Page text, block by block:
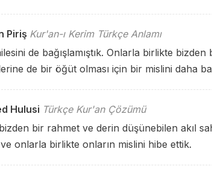
Piriş Kur'an-ı Kerim Türkçe Anlamı
de bağışlamıştık. Onlarla birlikte
de bir öğüt olması için bir mislini daha
Hulusi Türkçe Kur'an Çözümü
bir rahmet ve derin düşünebilen akıl
onlarla birlikte onların mislini hibe ettik.